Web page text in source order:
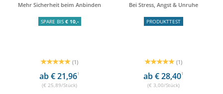
Mehr Sicherheit beim Anbinden
SPARE BIS € 10,-
(1)
ab € 21,961
(€ 25,89/Stück)
Bei Stress, Angst & Unruhe
PRODUKTTEST
(1)
ab € 28,401
(€ 3,00/Stück)